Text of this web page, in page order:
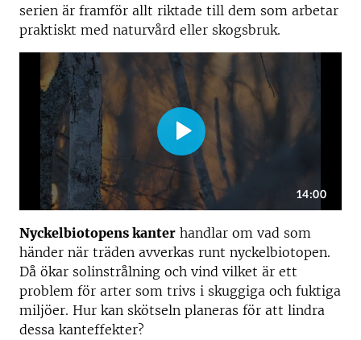
serien är framför allt riktade till dem som arbetar
praktiskt med naturvård eller skogsbruk.
Nyckelbiotopens kanter handlar om vad som
händer när träden avverkas runt nyckelbiotopen.
Då ökar solinstrålning och vind vilket är ett
problem för arter som trivs i skuggiga och fuktiga
miljöer. Hur kan skötseln planeras för att lindra
dessa kanteffekter?